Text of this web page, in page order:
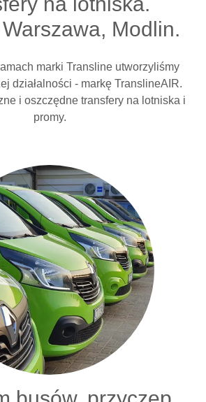
Modlin.
marki Transline utworzyliśmy
działalności - markę TranslineAIR.
i oszczędne transfery na lotniska i
promy.